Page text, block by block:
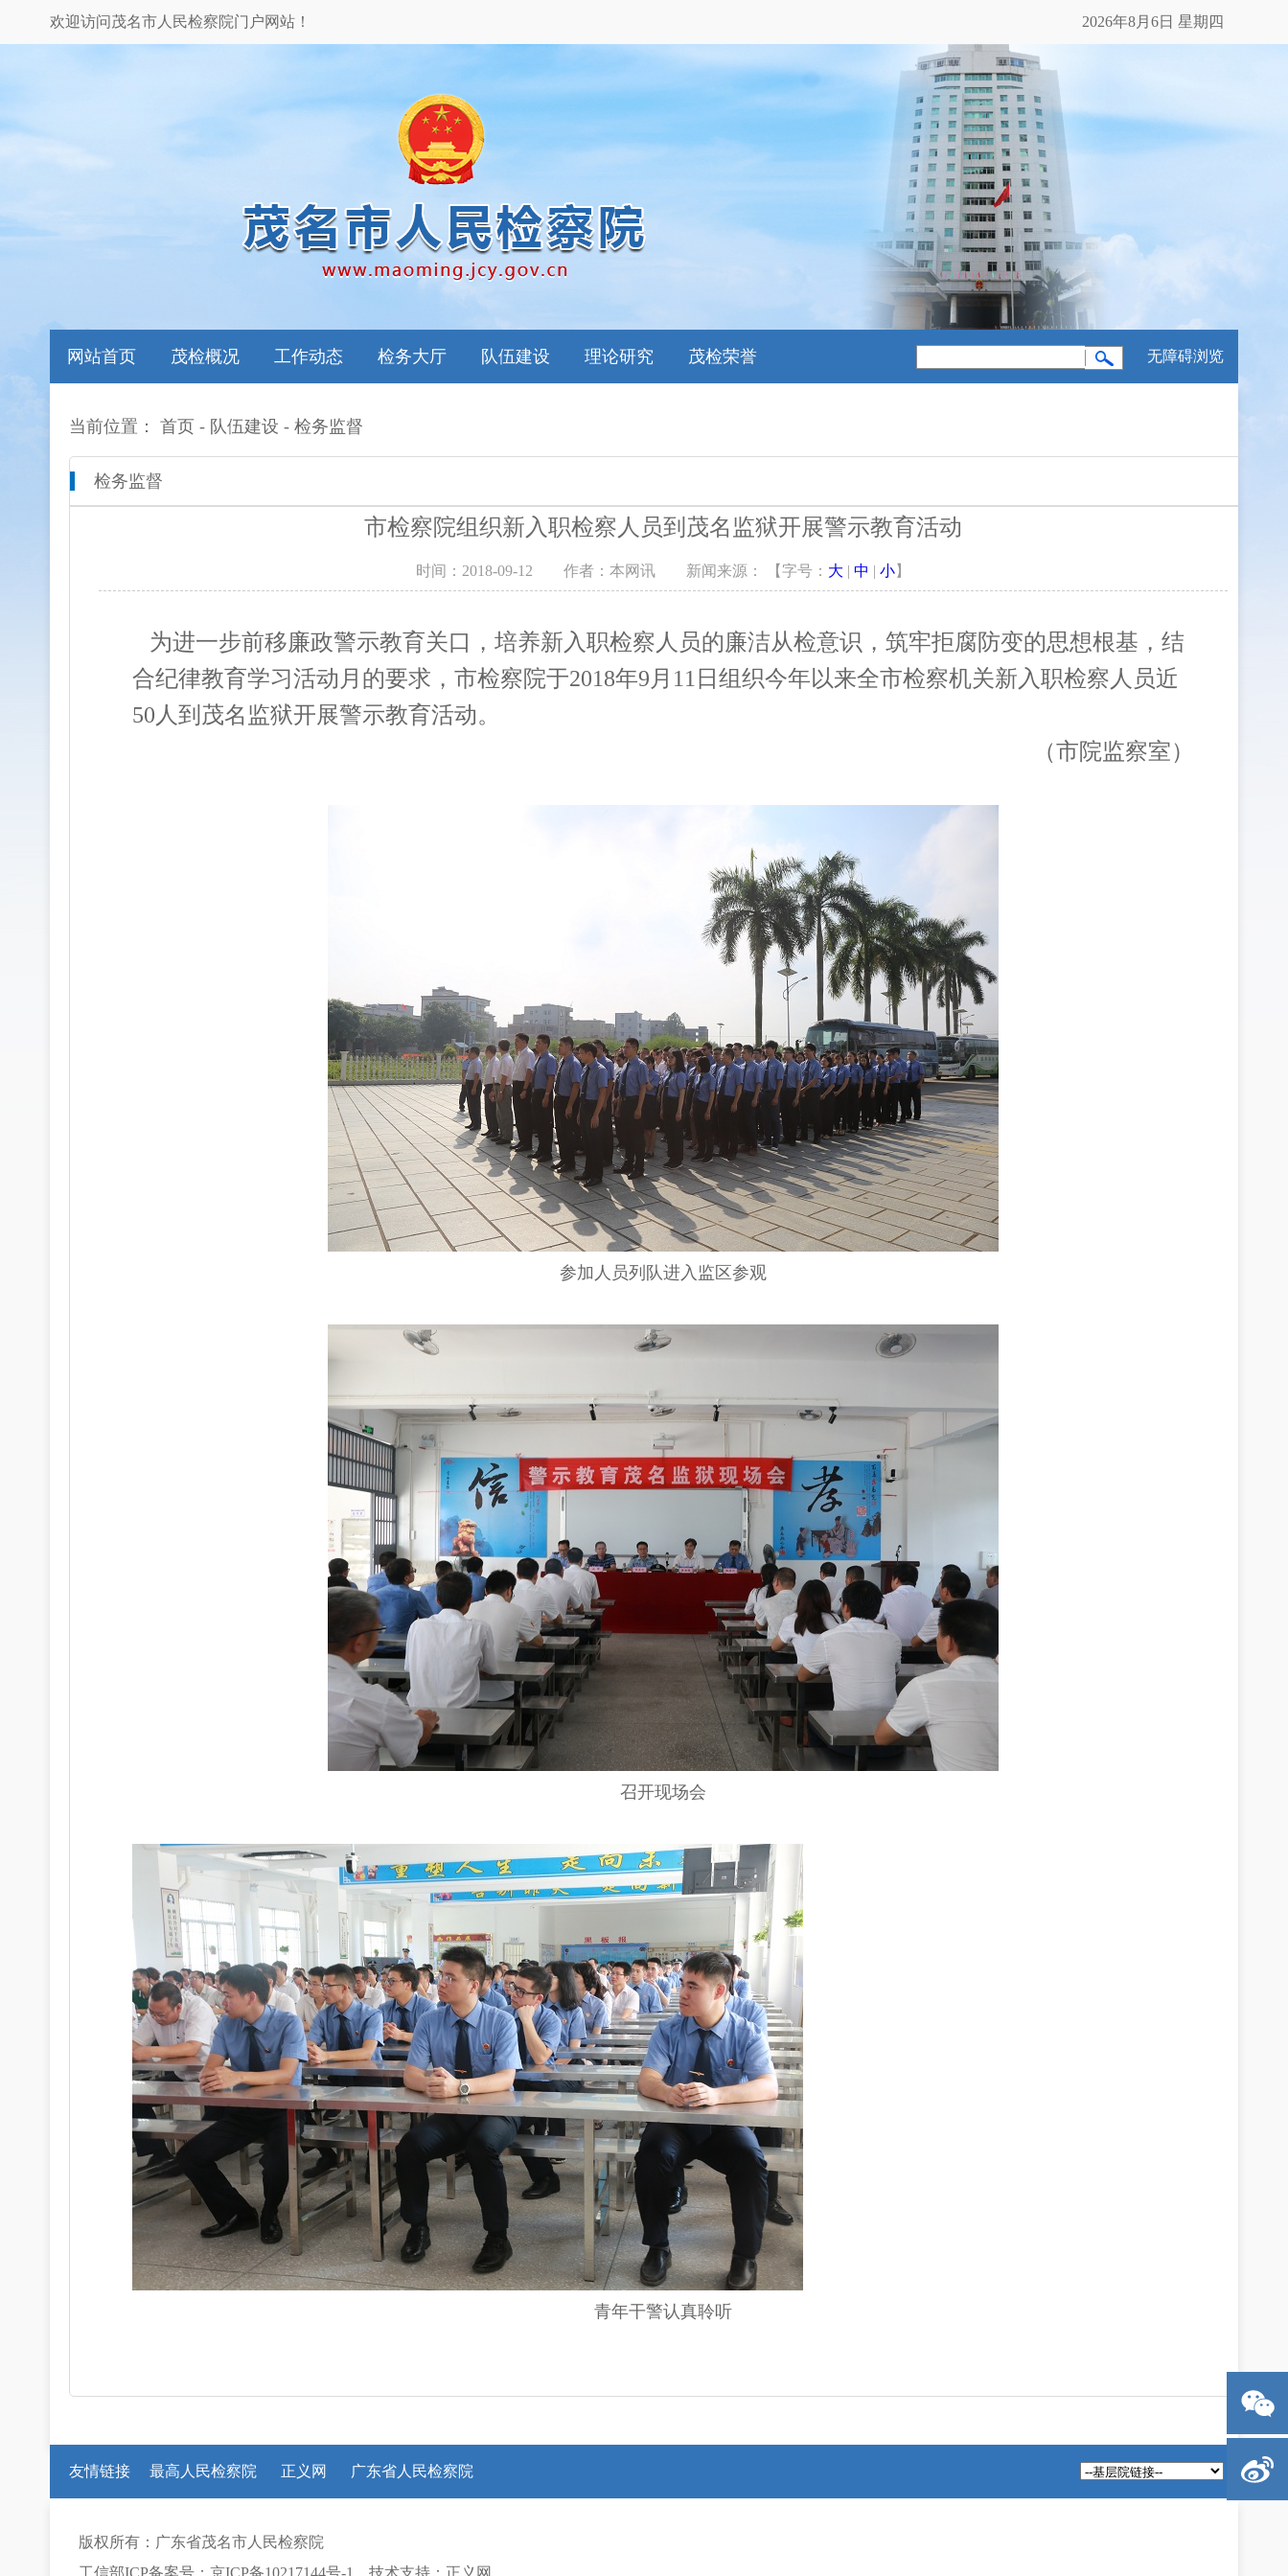
欢迎访问茂名市人民检察院门户网站！ 2026年8月6日 星期四
网站首页 茂检概况
本院领导
联系方式
工作动态
图片新闻
检务大厅
预决算公开
工作报告
公益诉讼
新闻发布会
队伍建设
检务监督
理论研究
以案说法
茂检荣誉 无障碍浏览
当前位置： 首页 - 队伍建设 - 检务监督
检务监督
市检察院组织新入职检察人员到茂名监狱开展警示教育活动
时间：2018-09-12 作者：本网讯 新闻来源： 【字号： 大 | 中 | 小】
为进一步前移廉政警示教育关口，培养新入职检察人员的廉洁从检意识，筑牢拒腐防变的思想根基，结
合纪律教育学习活动月的要求，市检察院于2018年9月11日组织今年以来全市检察机关新入职检察人员近
50人到茂名监狱开展警示教育活动。
（市院监察室）
参加人员列队进入监区参观
召开现场会
青年干警认真聆听
友情链接 最高人民检察院 正义网 广东省人民检察院
版权所有：广东省茂名市人民检察院
工信部ICP备案号：京ICP备10217144号-1 技术支持：正义网